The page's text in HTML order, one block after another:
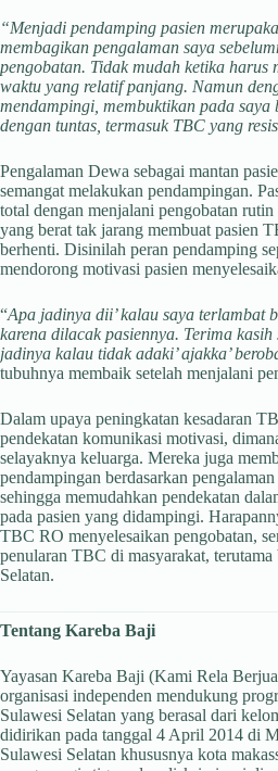
“Menjadi pendamping pasien
membagikan pengalaman saya
pengobatan. Tidak mudah ketika harus
waktu yang relatif panjang. Namun
mendampingi, membuktikan pada
dengan tuntas, termasuk TBC yang
Pengalaman Dewa sebagai mantan
semangat melakukan pendampingan.
total dengan menjalani pengobatan
yang berat tak jarang membuat pasien
berhenti. Disinilah peran pendamping
mendorong motivasi pasien
“Apa jadinya dii’ kalau saya terlambat
karena dilacak pasiennya. Terima
jadinya kalau tidak adaki’ ajakka’
tubuhnya membaik setelah menjalani
Dalam upaya peningkatan kesadaran
pendekatan komunikasi motivasi,
selayaknya keluarga. Mereka juga
pendampingan berdasarkan
sehingga memudahkan pendekatan
pada pasien yang didampingi.
TBC RO menyelesaikan pengobatan,
penularan TBC di masyarakat,
Selatan.
Tentang Kareba Baji
Yayasan Kareba Baji (Kami Rela
organisasi independen mendukung
Sulawesi Selatan yang berasal dari
didirikan pada tanggal 4 April 2014 di
Sulawesi Selatan khususnya kota